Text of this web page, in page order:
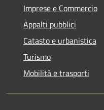
Imprese e Commercio
Appalti pubblici
Catasto e urbanistica
Turismo
Mobilità e trasporti